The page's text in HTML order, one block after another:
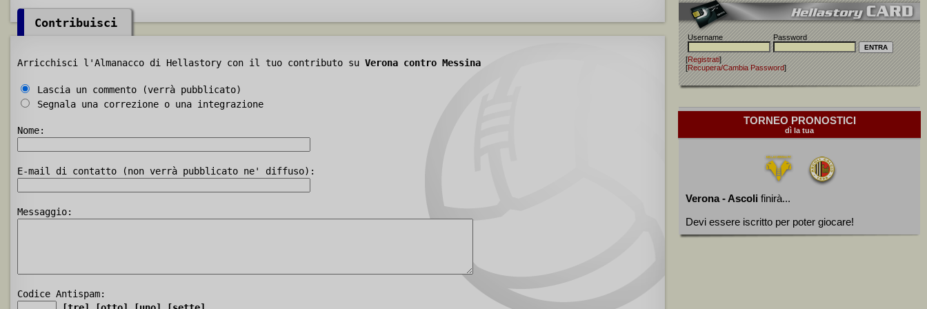
Contribuisci
Arricchisci l'Almanacco di Hellastory con il tuo contributo su Verona contro Messina
Lascia un commento (verrà pubblicato)
Segnala una correzione o una integrazione
Nome:
E-mail di contatto (non verrà pubblicato ne' diffuso):
Messaggio:
Codice Antispam:
Username Password
[Registrati]
[Recupera/Cambia Password]
TORNEO PRONOSTICI
dì la tua
Verona - Ascoli finirà...
Devi essere iscritto per poter giocare!